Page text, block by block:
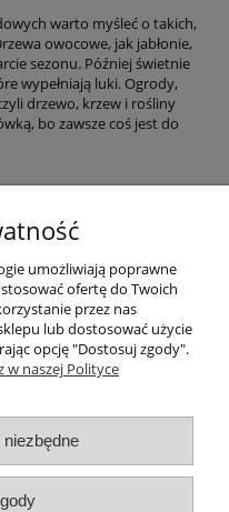
warto myśleć o takich,
owocowe, jak jabłonie,
sezonu. Później świetnie
wypełniają luki. Ogrody,
drzewo, krzew i rośliny
bo zawsze coś jest do
umożliwiają poprawne
ofertę do Twoich
przez nas
lub dostosować użycie
opcję "Dostosuj zgody".
w naszej Polityce